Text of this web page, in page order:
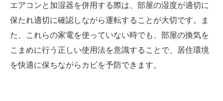
エアコンと加湿器を併用する際は、部屋の湿度が適切に
保たれ適切に確認しながら運転することが大切です。ま
た、これらの家電を使っていない時でも、部屋の換気を
こまめに行う正しい使用法を意識することで、居住環境
を快適に保ちながらカビを予防できます。